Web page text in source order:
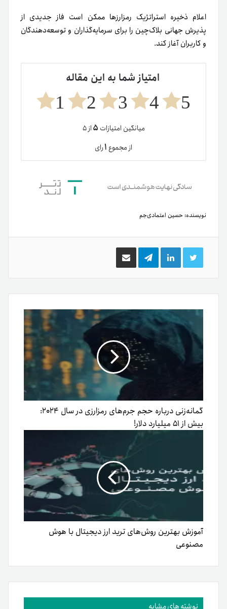
اعلام ذخیره استراتژیک رمزارزها ممکن است فاز جدیدی از
پذیرش جهانی بلاک‌چین را برای سرمایه‌گذاران و توسعه‌دهندگان
و کاربران آغاز کند.
امتیاز شما به این مقاله
5
4
3
2
1
میانگین امتیازات ۵از ۵
از مجموع۱رای
نویسنده: حسین اعتمادی‌جم
توییتر لینکدینتلگرام اشتراک
گذاری
ایمیل
گمانه‌زنی درباره حجم جرم‌های رمزارزی در سال ۲۰۲۴:
بیش از ۵۱ میلیارد دلار!
آموزش بهترین روش‌های ترید ارز دیجیتال با هوش
مصنوعی
نوشته های مشابه